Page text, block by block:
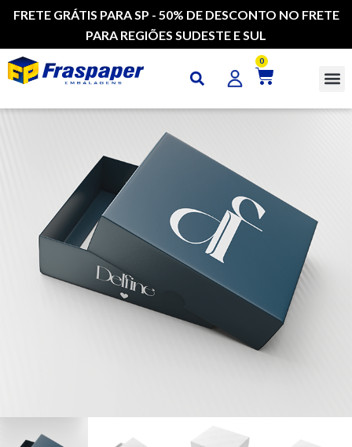
FRETE GRÁTIS PARA SP - 50% DE DESCONTO NO FRETE
PARA REGIÕES SUDESTE E SUL
0